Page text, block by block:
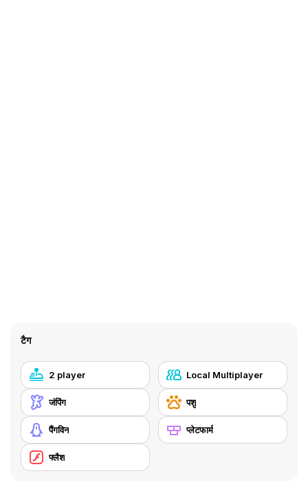
टैग
2 player Local Multiplayer
जंपिंग पशु
पैंगविन प्लेटफार्म
फ्लैश